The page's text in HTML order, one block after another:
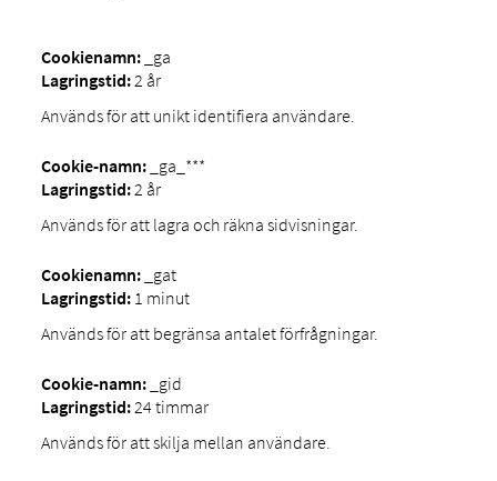
Cookienamn:_ga
Lagringstid:2 år
Används för att unikt identifiera användare.
Cookie-namn:_ga_***
Lagringstid:2 år
Används för att lagra och räkna sidvisningar.
Cookienamn:_gat
Lagringstid:1 minut
Används för att begränsa antalet förfrågningar.
Cookie-namn:_gid
Lagringstid:24 timmar
Används för att skilja mellan användare.